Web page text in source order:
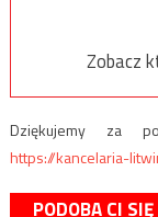
Zobacz
Dziękujemy za
https://kancelaria-
PODOBA CI